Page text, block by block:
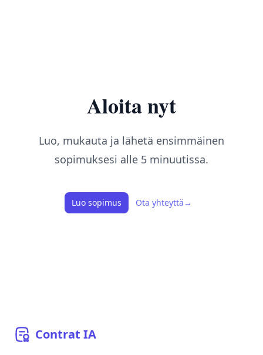
Aloita nyt
Luo, mukauta ja lähetä ensimmäinen
sopimuksesi alle 5 minuutissa.
Luo sopimus Ota yhteyttä →
Contrat IA